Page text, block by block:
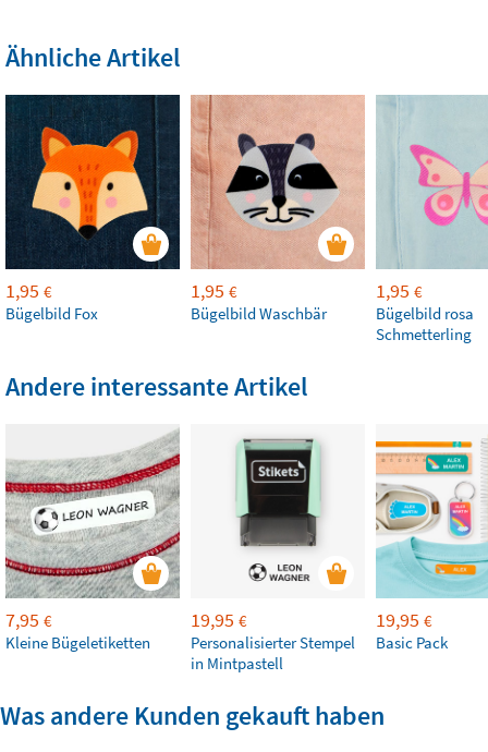
Ähnliche Artikel
1,95 €
Bügelbild Fox
1,95 €
Bügelbild Waschbär
1,95 €
Bügelbild rosa
Schmetterling
Andere interessante Artikel
7,95 €
Kleine Bügeletiketten
19,95 €
Personalisierter Stempel
in Mintpastell
19,95 €
Basic Pack
Was andere Kunden gekauft haben